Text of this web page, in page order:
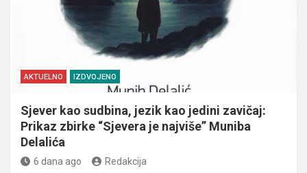
AKTUELNO IZDVOJENO
Sjever kao sudbina, jezik kao jedini zavičaj:
Prikaz zbirke “Sjevera je najviše” Muniba
Delalića
6 dana ago Redakcija